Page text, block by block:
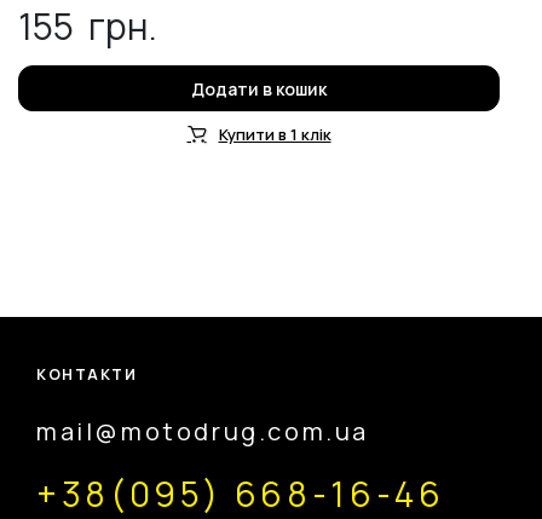
155 грн.
Додати в кошик
Купити в 1 клік
КОНТАКТИ
mail@motodrug.com.ua
+38(095) 668-16-46